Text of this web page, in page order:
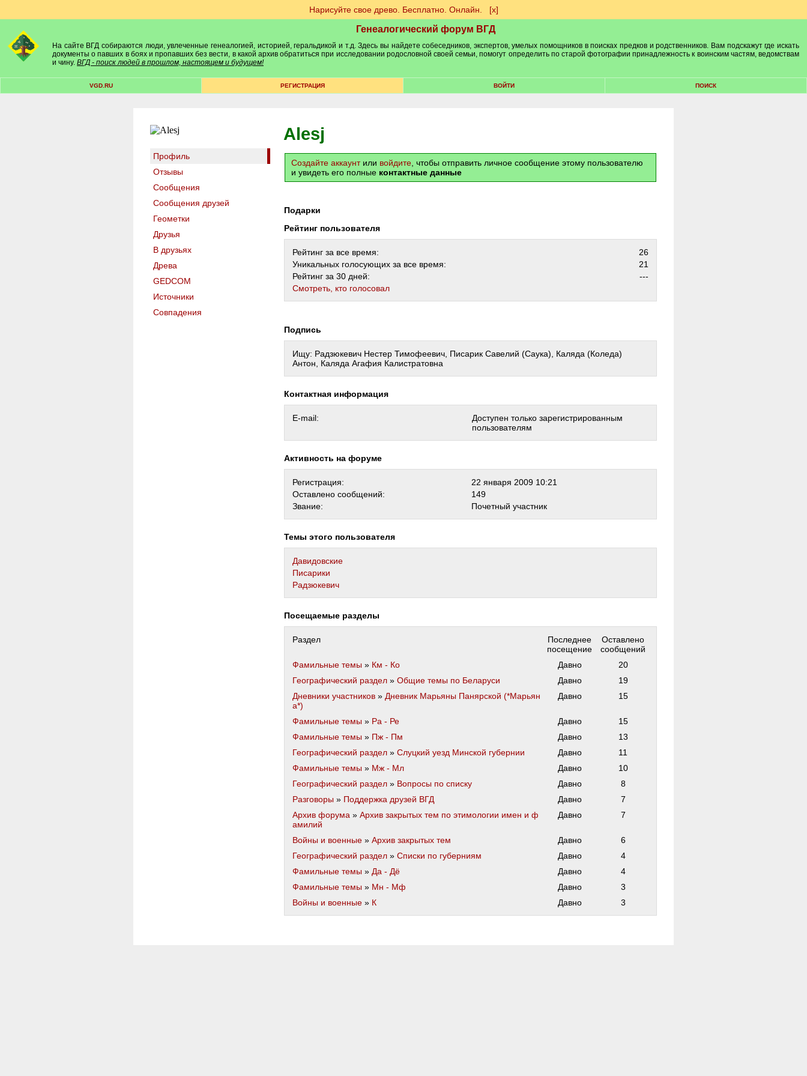
Нарисуйте свое древо. Бесплатно. Онлайн. [х]
Генеалогический форум ВГД
На сайте ВГД собираются люди, увлеченные генеалогией, историей, геральдикой и т.д. Здесь вы найдете собеседников, экспертов, умелых помощников в поисках предков и родственников. Вам подскажут где искать
документы о павших в боях и пропавших без вести, в какой архив обратиться при исследовании родословной своей семьи, помогут определить по старой фотографии принадлежность к воинским частям, ведомствам
и чину. ВГД - поиск людей в прошлом, настоящем и будущем!
VGD.RU РЕГИСТРАЦИЯ ВОЙТИ ПОИСК
Профиль
Отзывы
Сообщения
Сообщения друзей
Геометки
Друзья
В друзьях
Древа
GEDCOM
Источники
Совпадения
Alesj
Создайте аккаунтили войдите , чтобы отправить личное сообщение этому пользователю
и увидеть его полные контактные данные
Подарки
Рейтинг пользователя
Рейтинг за все время:
26
Уникальных голосующих за все время:
21
Рейтинг за 30 дней:
---
Cмотреть, кто голосовал
Подпись
Ищу: Радзюкевич Нестер Тимофеевич, Писарик Савелий (Саука), Каляда (Коледа)
Антон, Каляда Агафия Калистратовна
Контактная информация
E-mail:
Доступен только зарегистрированным
пользователям
Активность на форуме
Регистрация:
22 января 2009 10:21
Оставлено сообщений:
149
Звание:
Почетный участник
Темы этого пользователя
Давидовские
Писарики
Радзюкевич
Посещаемые разделы
Раздел
Последнее
посещение
Оставлено
сообщений
Фамильные темы » Км - Ко Давно
20
Географический раздел » Общие темы по Беларуси Давно
19
Дневники участников » Дневник Марьяны Панярской (*Марьян
а*)
Давно 15
Фамильные темы » Ра - Ре Давно
15
Фамильные темы » Пж - Пм Давно
13
Географический раздел » Слуцкий уезд Минской губернии Давно
11
Фамильные темы » Мж - Мл Давно
10
Географический раздел » Вопросы по списку Давно
8
Разговоры » Поддержка друзей ВГД Давно
7
Архив форума » Архив закрытых тем по этимологии имен и ф
амилий
Давно 7
Войны и военные » Архив закрытых тем Давно
6
Географический раздел » Списки по губерниям Давно
4
Фамильные темы » Да - Дё Давно
4
Фамильные темы » Мн - Мф Давно
3
Войны и военные » К Давно 3